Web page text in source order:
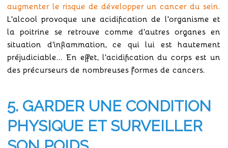
augmenter le risque de développer un cancer du sein.
L'alcool provoque une acidification de l'organisme et
la poitrine se retrouve comme d'autres organes en
situation d'inflammation, ce qui lui est hautement
préjudiciable... En effet, l'acidification du corps est un
des précurseurs de nombreuses formes de cancers.
5. GARDER UNE CONDITION
PHYSIQUE ET SURVEILLER